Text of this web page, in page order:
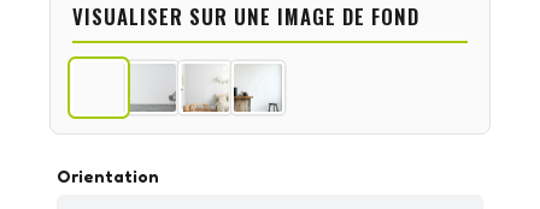
Orientation
VISUALISER SUR UNE IMAGE DE FOND